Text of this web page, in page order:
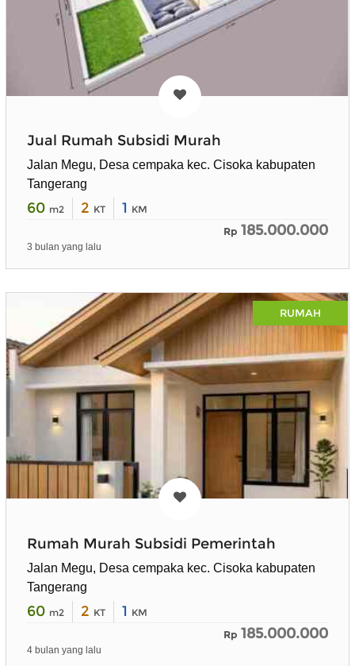
Jual Rumah Subsidi Murah
Jalan Megu, Desa cempaka kec. Cisoka kabupaten
Tangerang
60 m2 2 KT 1 KM
Rp 185.000.000
3 bulan yang lalu
RUMAH
Rumah Murah Subsidi Pemerintah
Jalan Megu, Desa cempaka kec. Cisoka kabupaten
Tangerang
60 m2 2 KT 1 KM
Rp 185.000.000
4 bulan yang lalu